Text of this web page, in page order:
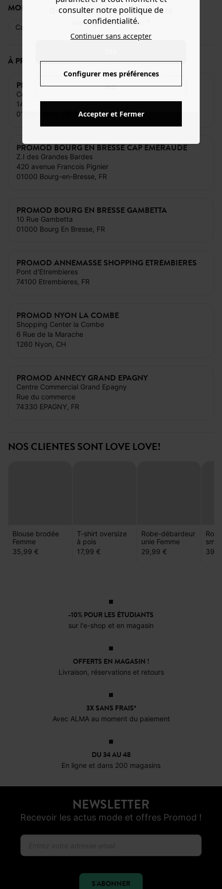
Do you want to be redirected to
www.promod.com ?
NO
MODE DE PAIEMENT
Carte bancaire
À PROXIMITÉ DE CE MAGASIN
PROMOD THOIRY SHOPPING VAL THOIRY
Centre Commercial Val Thoiry
1401 Rue de la Gare
01710 Thoiry, FR
PROMOD BOURG EN BRESSE CAP EMERAUDE
Z.I des Grandes Bardes
420 avenue Francois Pignier
01000 Bourg-en-Bresse, FR
PROMOD BOURG EN BRESSE GAMBETTA
10 Rue Gambetta
01000 Bourg En Bresse, FR
PROMOD ANNEMASSE SHOPPING ETREMBIERES
Pont d'Etrembieres
74100 Etrembieres, FR
PROMOD NYON LA COMBE
Shopping Center la Combe
6 Rue de la Marache
1260 Nyon, CH
PROMOD ANNECY GRAND EPAGNY
Centre Commercial Grand Epagny
Rue du commerce
74330 EPAGNY, FR
NOS CLIENTES SONT LOVE LOVE!
Blouse brodée
Femme
35,99 €
T-shirt oversize
à pois
17,99 €
Robe-débardeur
unie Femme
29,99 €
-10% POUR LES ÉTUDIANTS
sur l'e-shop et en magasin
OFFERTS EN MAGASIN !
Livraison, réservations et retours
3X SANS FRAIS*
Avec ALMA au moment du paiement
DU 34 AU 48
En ligne et dans 200 magasins
NEWSLETTER
Recevoir les actus mode et offres Promod !
S'ABONNER
consulter notre politique de
confidentialité.
Continuer sans accepter
Configurer mes préférences
Accepter et Fermer